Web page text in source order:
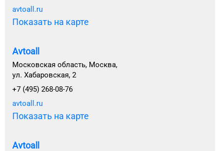
avtoall.ru
Показать на карте
Avtoall
Московская область, Москва,
ул. Хабаровская, 2
+7 (495) 268-08-76
avtoall.ru
Показать на карте
Avtoall